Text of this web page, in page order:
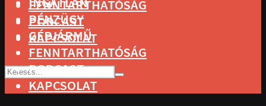
FENNTARTHATÓSÁG
PODCAST
KAPCSOLAT
PÉNZÜGY
GÉPJÁRMŰ
FENNTARTHATÓSÁG
PODCAST
KAPCSOLAT